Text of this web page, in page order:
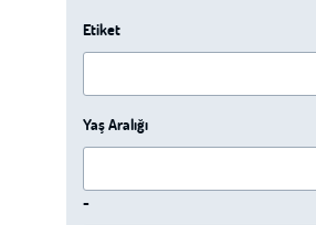
Etiket
Yaş Aralığı
-